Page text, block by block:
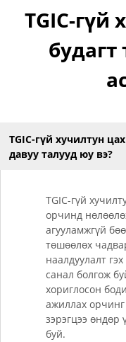
TGIC-гүй
будагт
TGIC-гүй хучилтун
давуу талууд юу вэ?
TGIC-гүй
орчинд
агууламжгүй
төшөөлөх
наалдуулалт
санал болгож
хориглосон
ажиллах
зэрэгцээ өндөр
буй.